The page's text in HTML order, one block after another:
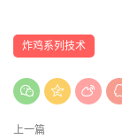
炸鸡系列技术
上一篇